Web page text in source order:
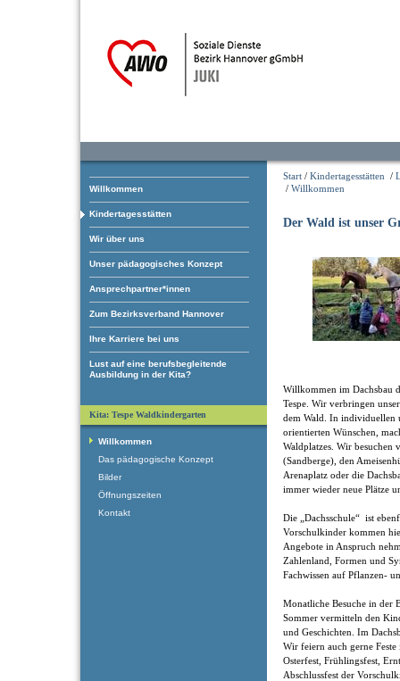
Willkommen
Kindertagesstätten
Wir über uns
Unser pädagogisches Konzept
Ansprechpartner*innen
Zum Bezirksverband Hannover
Ihre Karriere bei uns
Lust auf eine berufsbegleitende
Ausbildung in der Kita?
Start / Kindertagesstätten /
/ Willkommen
Der Wald ist unser
Willkommen im Dachsbau
Tespe. Wir verbringen
dem Wald. In individuellen
orientierten Wünschen,
Waldplatzes. Wir besuchen
(Sandberge), den
Arenaplatz oder die
immer wieder neue Plätze
Die „Dachsschule“ ist
Vorschulkinder kommen
Angebote in Anspruch
Zahlenland, Formen und
Fachwissen auf Pflanzen-
Monatliche Besuche in der
Sommer vermitteln den
und Geschichten. Im
Wir feiern auch gerne
Osterfest, Frühlingsfest,
Abschlussfest der
Kita: Tespe Waldkindergarten
Willkommen
Das pädagogische Konzept
Bilder
Öffnungszeiten
Kontakt